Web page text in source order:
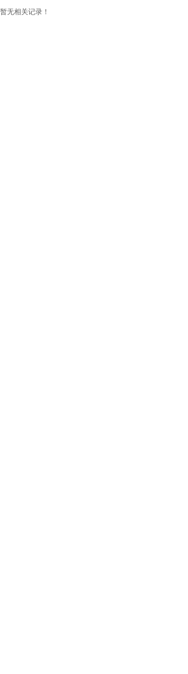
暂无相关记录！